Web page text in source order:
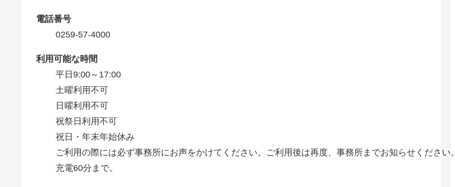
電話番号
0259-57-4000
利用可能な時間
平日9:00～17:00
土曜利用不可
日曜利用不可
祝祭日利用不可
祝日・年末年始休み
ご利用の際には必ず事務所にお声をかけてください。ご利用後は再度、事務所までお知らせください。
充電60分まで。